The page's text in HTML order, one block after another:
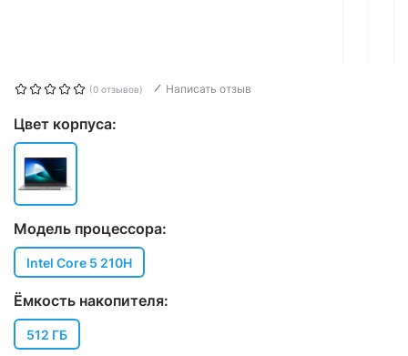
(0 отзывов) Написать отзыв
Цвет корпуса:
Модель процессора:
Intel Core 5 210H
Ёмкость накопителя:
512 ГБ